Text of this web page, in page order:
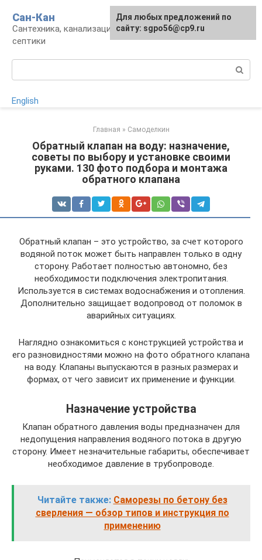
контенту
Сан-Кан
Сантехника, канализация, водопровод,
септики
English
Главная » Самоделкин
Обратный клапан на воду: назначение,
советы по выбору и установке своими
руками. 130 фото подбора и монтажа
обратного клапана
Обратный клапан – это устройство, за счет которого
водяной поток может быть направлен только в одну
сторону. Работает полностью автономно, без
необходимости подключения электропитания.
Используется в системах водоснабжения и отопления.
Дополнительно защищает водопровод от поломок в
аварийных ситуациях.
Наглядно ознакомиться с конструкцией устройства и
его разновидностями можно на фото обратного клапана
на воду. Клапаны выпускаются в разных размерах и
формах, от чего зависит их применение и функции.
Назначение устройства
Клапан обратного давления воды предназначен для
недопущения направления водяного потока в другую
сторону. Имеет незначительные габариты, обеспечивает
необходимое давление в трубопроводе.
Читайте также: Саморезы по бетону без
сверления — обзор типов и инструкция по
применению
Для любых предложений по
сайту: sgpo56@cp9.ru